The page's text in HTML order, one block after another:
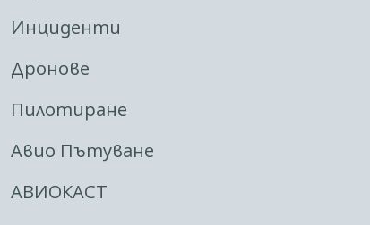
Инциденти
Дронове
Пилотиране
Авио Пътуване
АВИОКАСТ